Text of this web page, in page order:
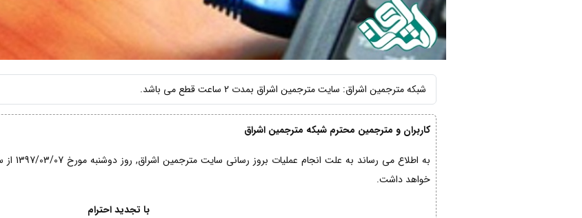
شبکه مترجمین اشراق: سایت مترجمین اشراق بمدت 2 ساعت قطع می باشد.
کاربران و مترجمین محترم شبکه مترجمین اشراق
خواهد داشت.
با تجدید احترام